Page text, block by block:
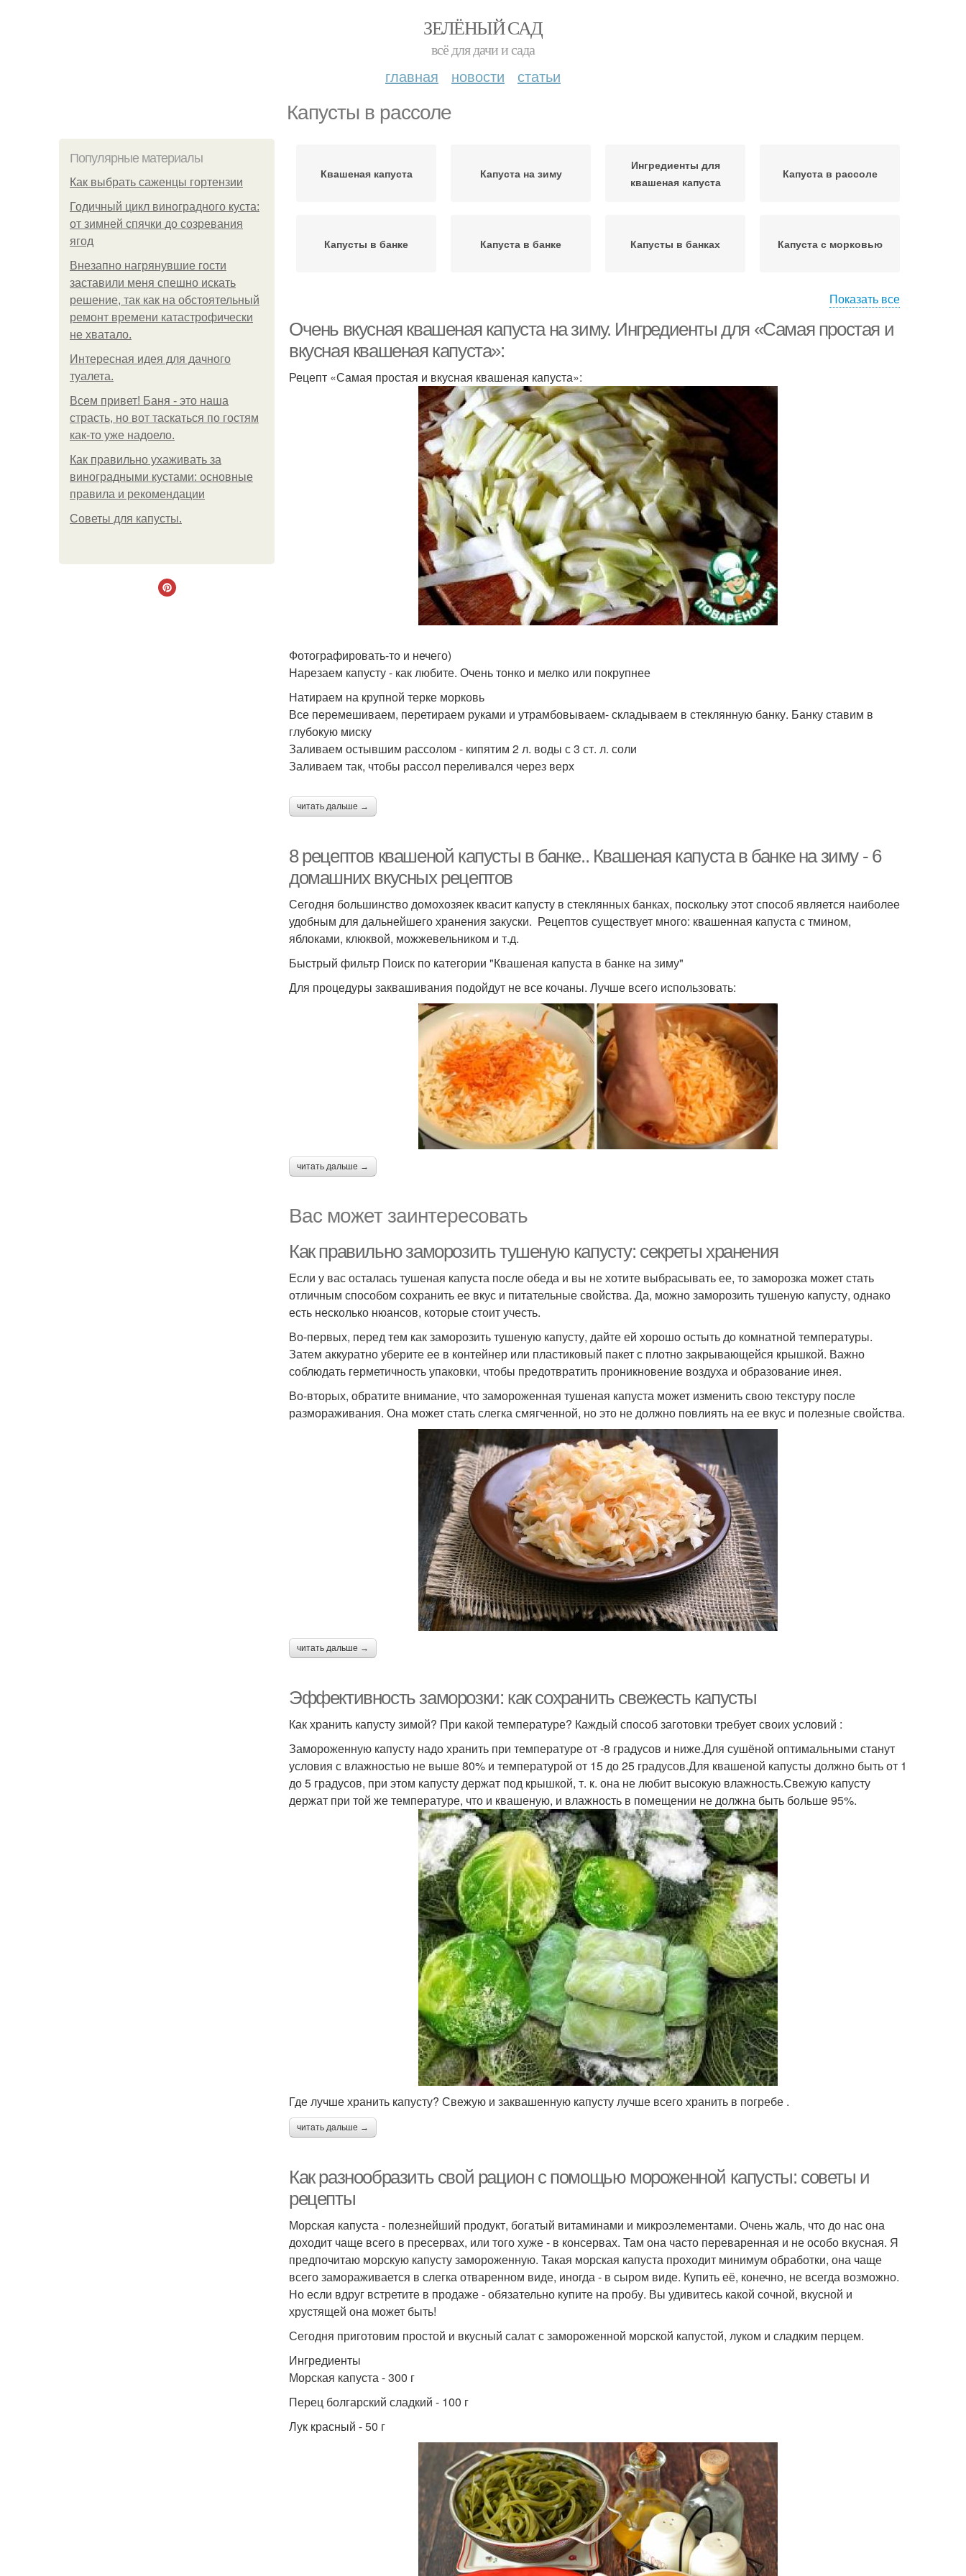
ЗЕЛЁНЫЙ САД
всё для дачи и сада
главная новости статьи
Капусты в рассоле
Популярные материалы
Как выбрать саженцы гортензии
Годичный цикл виноградного куста:
от зимней спячки до созревания
ягод
Внезапно нагрянувшие гости
заставили меня спешно искать
решение, так как на обстоятельный
ремонт времени катастрофически
не хватало.
Интересная идея для дачного
туалета.
Всем привет! Баня - это наша
страсть, но вот таскаться по гостям
как-то уже надоело.
Как правильно ухаживать за
виноградными кустами: основные
правила и рекомендации
Советы для капусты.
Квашеная капуста Капуста на зиму
Ингредиенты для
квашеная капуста
Капуста в рассоле
Капусты в банке Капуста в банке Капусты в банках Капуста с морковью
Показать все
Очень вкусная квашеная капуста на зиму. Ингредиенты для «Самая простая и
вкусная квашеная капуста»:
Рецепт «Самая простая и вкусная квашеная капуста»:
Фотографировать-то и нечего)
Нарезаем капусту - как любите. Очень тонко и мелко или покрупнее
Натираем на крупной терке морковь
Все перемешиваем, перетираем руками и утрамбовываем- складываем в стеклянную банку. Банку ставим в
глубокую миску
Заливаем остывшим рассолом - кипятим 2 л. воды с 3 ст. л. соли
Заливаем так, чтобы рассол переливался через верх
читать дальше →
8 рецептов квашеной капусты в банке.. Квашеная капуста в банке на зиму - 6
домашних вкусных рецептов
Сегодня большинство домохозяек квасит капусту в стеклянных банках, поскольку этот способ является наиболее
удобным для дальнейшего хранения закуски. Рецептов существует много: квашенная капуста с тмином,
яблоками, клюквой, можжевельником и т.д.
Быстрый фильтр Поиск по категории "Квашеная капуста в банке на зиму"
Для процедуры заквашивания подойдут не все кочаны. Лучше всего использовать:
читать дальше →
Вас может заинтересовать
Как правильно заморозить тушеную капусту: секреты хранения
Если у вас осталась тушеная капуста после обеда и вы не хотите выбрасывать ее, то заморозка может стать
отличным способом сохранить ее вкус и питательные свойства. Да, можно заморозить тушеную капусту, однако
есть несколько нюансов, которые стоит учесть.
Во-первых, перед тем как заморозить тушеную капусту, дайте ей хорошо остыть до комнатной температуры.
Затем аккуратно уберите ее в контейнер или пластиковый пакет с плотно закрывающейся крышкой. Важно
соблюдать герметичность упаковки, чтобы предотвратить проникновение воздуха и образование инея.
Во-вторых, обратите внимание, что замороженная тушеная капуста может изменить свою текстуру после
размораживания. Она может стать слегка смягченной, но это не должно повлиять на ее вкус и полезные свойства.
читать дальше →
Эффективность заморозки: как сохранить свежесть капусты
Как хранить капусту зимой? При какой температуре? Каждый способ заготовки требует своих условий :
Замороженную капусту надо хранить при температуре от -8 градусов и ниже.Для сушёной оптимальными станут
условия с влажностью не выше 80% и температурой от 15 до 25 градусов.Для квашеной капусты должно быть от 1
до 5 градусов, при этом капусту держат под крышкой, т. к. она не любит высокую влажность.Свежую капусту
держат при той же температуре, что и квашеную, и влажность в помещении не должна быть больше 95%.
Где лучше хранить капусту? Свежую и заквашенную капусту лучше всего хранить в погребе .
читать дальше →
Как разнообразить свой рацион с помощью мороженной капусты: советы и
рецепты
Морская капуста - полезнейший продукт, богатый витаминами и микроэлементами. Очень жаль, что до нас она
доходит чаще всего в пресервах, или того хуже - в консервах. Там она часто переваренная и не особо вкусная. Я
предпочитаю морскую капусту замороженную. Такая морская капуста проходит минимум обработки, она чаще
всего замораживается в слегка отваренном виде, иногда - в сыром виде. Купить её, конечно, не всегда возможно.
Но если вдруг встретите в продаже - обязательно купите на пробу. Вы удивитесь какой сочной, вкусной и
хрустящей она может быть!
Сегодня приготовим простой и вкусный салат с замороженной морской капустой, луком и сладким перцем.
Ингредиенты
Морская капуста - 300 г
Перец болгарский сладкий - 100 г
Лук красный - 50 г